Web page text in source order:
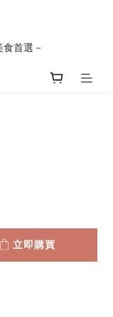
首選－
立即購買